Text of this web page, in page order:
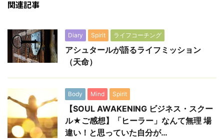
関連記事
Diary Spirit ライフコーチング
アシュタールが語るライフミッション
（天命）
Body Mind Spirit
【SOUL AWAKENING ビジネス・スクー
ル★ご感想】「ヒーラー」なんて無理 場
違い！と思っていた自分が…